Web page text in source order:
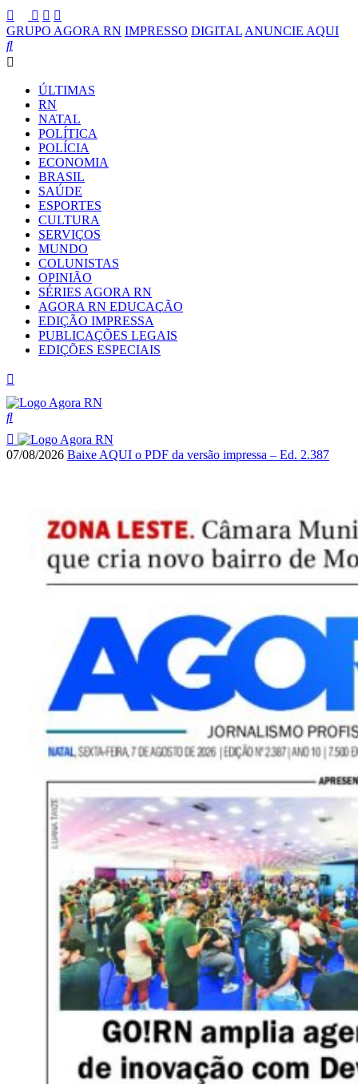
GRUPO AGORA RN IMPRESSO DIGITAL ANUNCIE AQUI
ÚLTIMAS
RN
NATAL
POLÍTICA
POLÍCIA
ECONOMIA
BRASIL
SAÚDE
ESPORTES
CULTURA
SERVIÇOS
MUNDO
COLUNISTAS
OPINIÃO
SÉRIES AGORA RN
AGORA RN EDUCAÇÃO
EDIÇÃO IMPRESSA
PUBLICAÇÕES LEGAIS
EDIÇÕES ESPECIAIS
07/08/2026 Baixe AQUI o PDF da versão impressa – Ed. 2.387